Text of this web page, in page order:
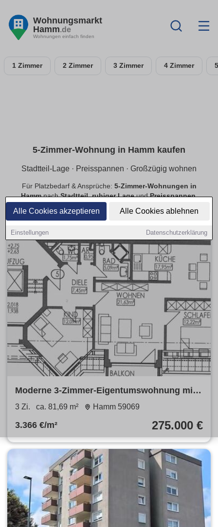
Alle Cookies akzeptieren Alle Cookies ablehnen
Einstellungen Datenschutzerklärung
Wohnungsmarkt
Hamm.de
Wohnungen einfach finden
1 Zimmer 2 Zimmer 3 Zimmer 4 Zimmer
5-Zimmer-Wohnung in Hamm kaufen
Stadtteil-Lage · Preisspannen · Großzügig wohnen
Für Platzbedarf & Ansprüche: 5-Zimmer-Wohnungen in
HammnachStadtteil,ruhiger LageundPreisspannen.
Angebote mit passender Ausstattung.
Moderne 3-Zimmer-Eigentumswohnung mit
Balkon, Aufzug & Tiefgarage
3 Zi. ca. 81,69 m² Hamm 59069
3.366 €/m² 275.000 €